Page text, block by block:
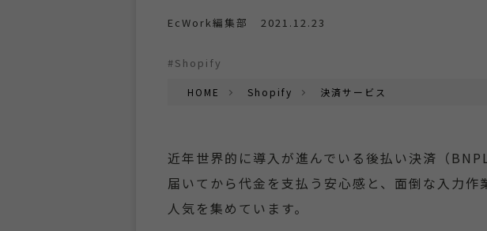
EcWork編集部 2021.12.23
#Shopify
HOME Shopify 決済サービス
近年世界的に導入が進んでいる後払い決済（
届いてから代金を支払う安心感と、面倒な入力作
人気を集めています。